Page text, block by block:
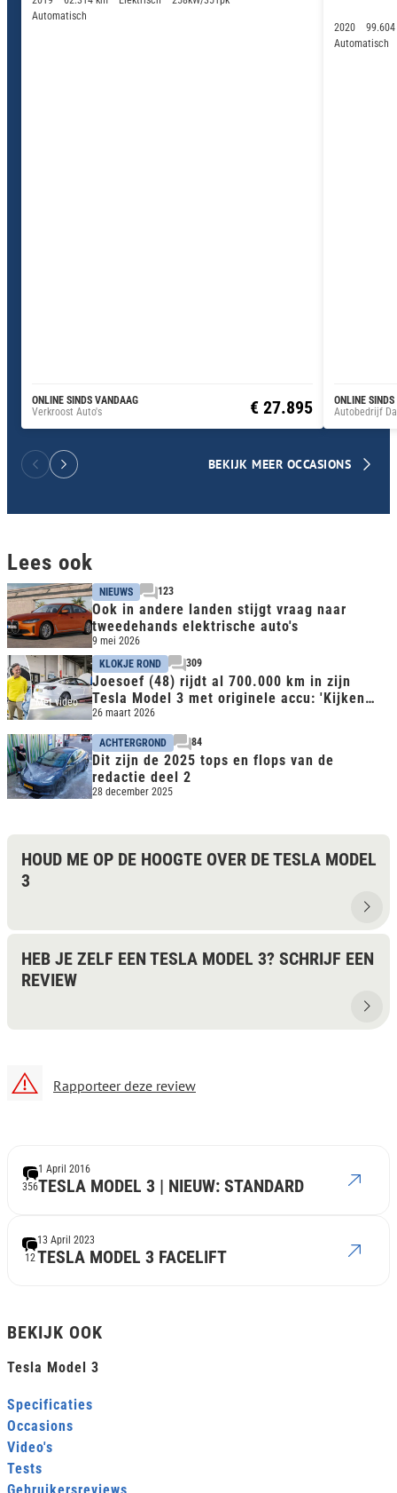
Automatisch
ONLINE SINDS VANDAAG
Verkroost Auto's
€ 27.895
2020
99.604
Automatisch
ONLINE
Autobedrijf
BEKIJK MEER OCCASIONS
Lees ook
NIEUWS 123
Ook in andere landen stijgt vraag naar
tweedehands elektrische auto's
9 mei 2026
Met video
KLOKJE ROND 309
Joesoef (48) rijdt al 700.000 km in zijn
Tesla Model 3 met originele accu: 'Kijken
hoe lang nog'
26 maart 2026
ACHTERGROND 84
Dit zijn de 2025 tops en flops van de
redactie deel 2
28 december 2025
HOUD ME OP DE HOOGTE OVER DE TESLA MODEL
3
HEB JE ZELF EEN TESLA MODEL 3? SCHRIJF EEN
REVIEW
Rapporteer deze review
356TESLA MODEL 3 | NIEUW: STANDARD
1 April 2016
12TESLA MODEL 3 FACELIFT
13 April 2023
BEKIJK OOK
Tesla Model 3
Specificaties
Occasions
Video's
Tests